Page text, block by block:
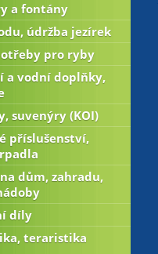
a fontány
údržba jezírek
pro ryby
a vodní doplňky,
suvenýry (KOI)
příslušenství,
dům, zahradu,
díly
teraristika